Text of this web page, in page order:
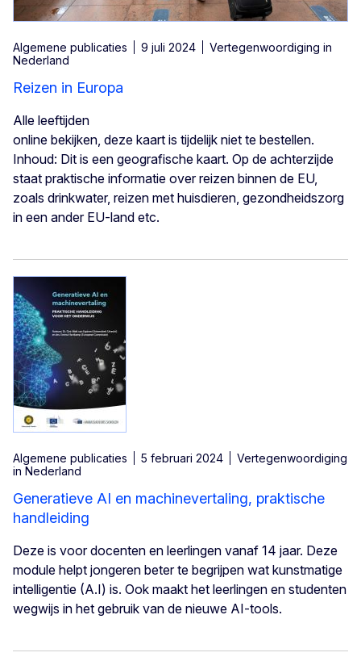
Algemene publicaties 9 juli 2024
Vertegenwoordiging in
Nederland
Reizen in Europa
Alle leeftijden
online bekijken, deze kaart is tijdelijk niet te bestellen.
Inhoud: Dit is een geografische kaart. Op de achterzijde
staat praktische informatie over reizen binnen de EU,
zoals drinkwater, reizen met huisdieren, gezondheidszorg
in een ander EU-land etc.
Algemene publicaties 5 februari 2024
Vertegenwoordiging
in Nederland
Generatieve AI en machinevertaling, praktische
handleiding
Deze is voor docenten en leerlingen vanaf 14 jaar. Deze
module helpt jongeren beter te begrijpen wat kunstmatige
intelligentie (A.I) is. Ook maakt het leerlingen en studenten
wegwijs in het gebruik van de nieuwe AI-tools.